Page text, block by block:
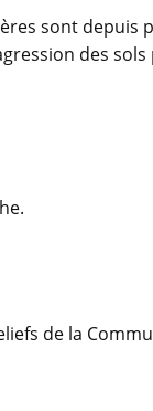
sont depuis
des
de la